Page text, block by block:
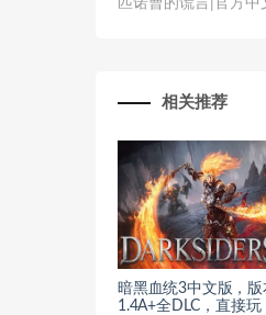
匹诺曹的谎言|官方
相关推荐
暗黑血统3中文版，版
1.4A+全DLC，直接玩